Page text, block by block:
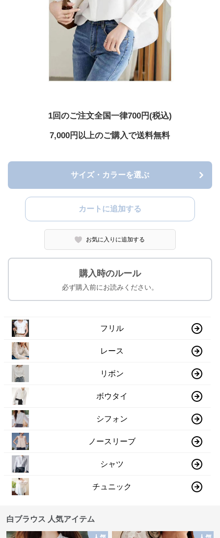
1回のご注文全国一律700円(税込)
7,000円以上のご購入で送料無料
サイズ・カラーを選ぶ
カートに追加する
お気に入りに追加する
購入時のルール
必ず購入前にお読みください。
フリル
レース
リボン
ボウタイ
シフォン
ノースリーブ
シャツ
チュニック
白ブラウス 人気アイテム